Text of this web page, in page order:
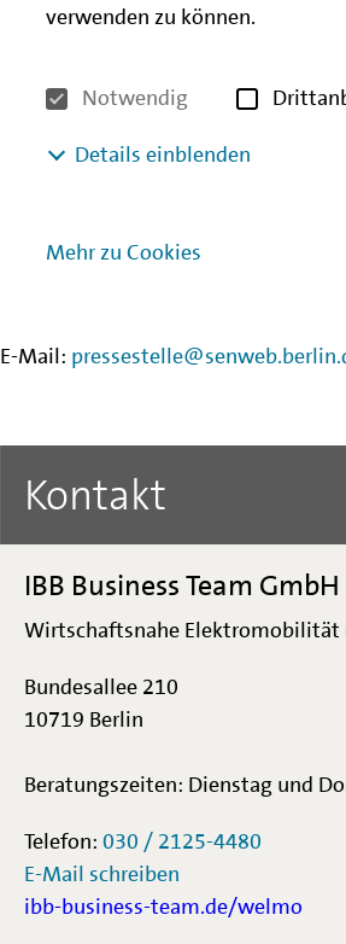
verwenden zu können.
Notwendig
Details einblenden
Mehr zu Cookies
Pressestelle
E-Mail:
Kontakt
IBB Business Team GmbH
Wirtschaftsnahe Elektromobilität
Bundesallee 210
10719 Berlin
Beratungszeiten: Dienstag und
Telefon: 030 / 2125-4480
E-Mail schreiben
ibb-business-team.de/welmo